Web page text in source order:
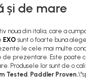
și de mare
noua din italia, care a
EXO sunt o foarte buna
le cele mai multe
de prezentare. Este poate
Produsele lor sunt de o
Tested. Paddler Proven.